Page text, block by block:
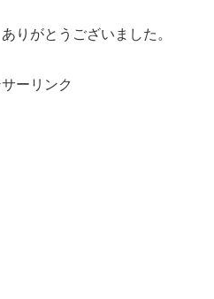
りがとうございました。
ーリンク